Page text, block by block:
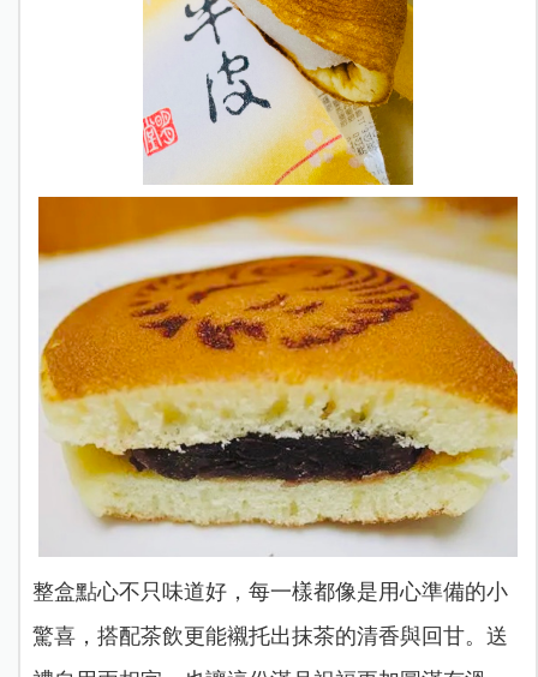
整盒點心不只味道好，每一樣都像是用心準備的小
驚喜，搭配茶飲更能襯托出抹茶的清香與回甘。送